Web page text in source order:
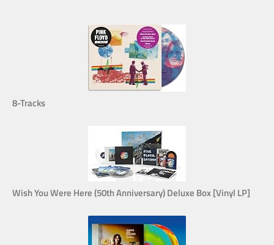
8-Tracks
Wish You Were Here (50th Anniversary) Deluxe Box [Vinyl LP]